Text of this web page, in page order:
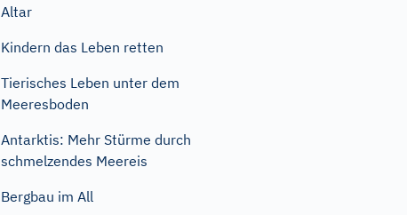
Altar
Kindern das Leben retten
Tierisches Leben unter dem
Meeresboden
Antarktis: Mehr Stürme durch
schmelzendes Meereis
Bergbau im All